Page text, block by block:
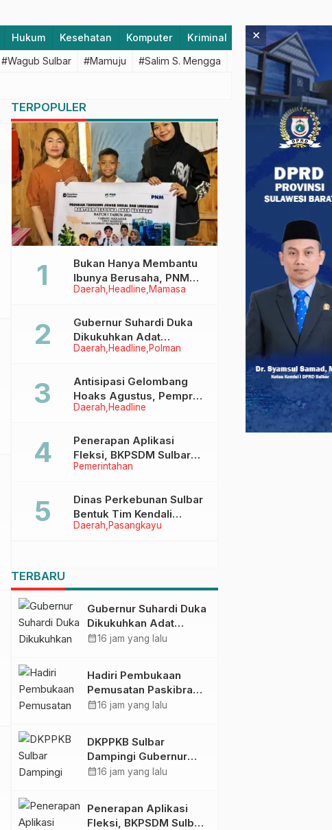
Hukum Kesehatan Komputer Kriminal Lifestyle
#Wagub Sulbar #Mamuju #Salim S. Mengga #featured #Polda
TERPOPULER
Daerah Headline Mamasa
Bukan Hanya Membantu
Ibunya Berusaha, PNM
Juga Menjaga Mimpi
Menggapai Cita-Cita
Daerah Headline Polman
Gubernur Suhardi Duka
Dikukuhkan Adat
Balanipa, Raih Gelar Sulo
Daerah Headline
Antisipasi Gelombang
Hoaks Agustus, Pemprov
Sulbar Ajak Warga Jaga
Pemerintahan
Penerapan Aplikasi
Fleksi, BKPSDM Sulbar
Dorong Transformasi
ASN
Daerah Pasangkayu
Dinas Perkebunan Sulbar
Bentuk Tim Kendali
Internal ICS untuk Dukung
TERBARU
Gubernur Suhardi Duka
Dikukuhkan Adat
Balanipa, Raih Gelar
calendar_month16 jam yang lalu
Hadiri Pembukaan
Pemusatan Paskibraka
Provinsi, Murdanil: Ini
calendar_month16 jam yang lalu
DKPPKB Sulbar
Dampingi Gubernur
Terima Audiensi
Malolo
calendar_month16 jam yang lalu
Penerapan Aplikasi
Fleksi, BKPSDM Sulbar
×